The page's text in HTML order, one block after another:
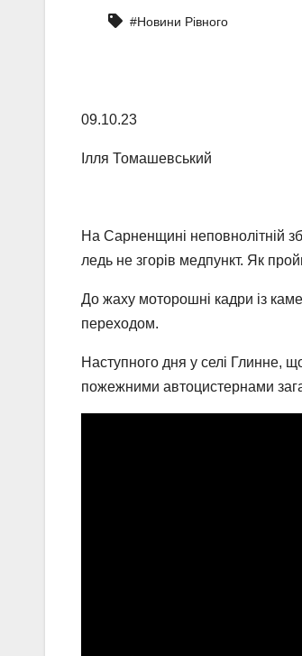
#Новини Рівного
09.10.23
Ілля Томашевський
На Сарненщині неповнолітній
ледь не згорів медпункт. Як
До жаху моторошні кадри із
переходом.
Наступного дня у селі Глинне,
пожежними автоцистернами